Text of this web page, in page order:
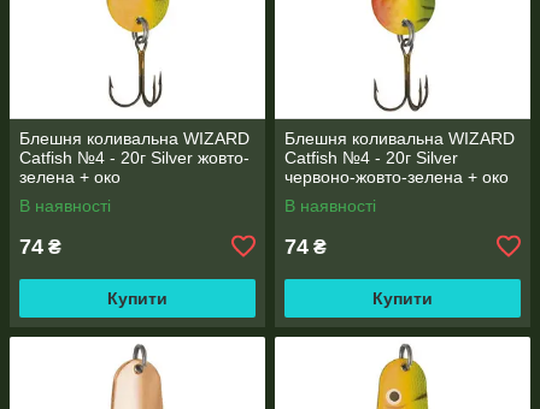
Блешня коливальна WIZARD
Catfish №4 - 20г Silver жовто-
зелена + око
В наявності
74 ₴
Купити
Блешня коливальна WIZARD
Catfish №4 - 20г Silver
червоно-жовто-зелена + око
В наявності
74 ₴
Купити